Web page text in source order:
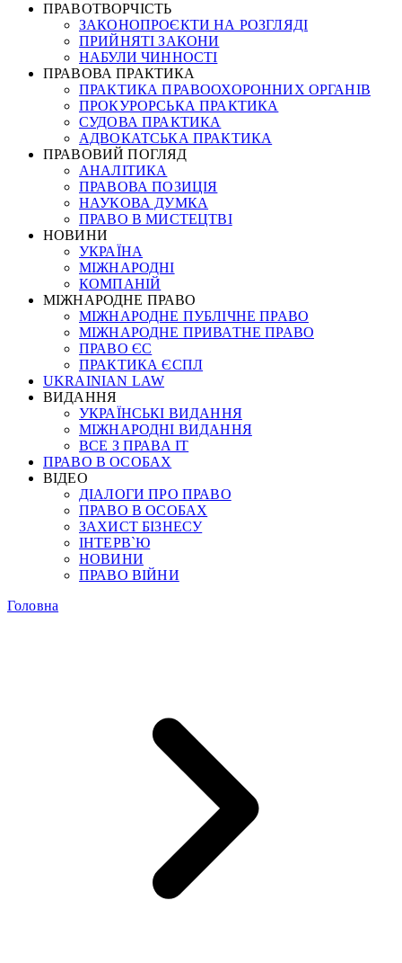
ПРАВОТВОРЧІСТЬ
ЗАКОНОПРОЄКТИ НА РОЗГЛЯДІ
ПРИЙНЯТІ ЗАКОНИ
НАБУЛИ ЧИННОСТІ
ПРАВОВА ПРАКТИКА
ПРАКТИКА ПРАВООХОРОННИХ ОРГАНІВ
ПРОКУРОРСЬКА ПРАКТИКА
СУДОВА ПРАКТИКА
АДВОКАТСЬКА ПРАКТИКА
ПРАВОВИЙ ПОГЛЯД
АНАЛІТИКА
ПРАВОВА ПОЗИЦІЯ
НАУКОВА ДУМКА
ПРАВО В МИСТЕЦТВІ
НОВИНИ
УКРАЇНА
МІЖНАРОДНІ
КОМПАНІЙ
МІЖНАРОДНЕ ПРАВО
МІЖНАРОДНЕ ПУБЛІЧНЕ ПРАВО
МІЖНАРОДНЕ ПРИВАТНЕ ПРАВО
ПРАВО ЄС
ПРАКТИКА ЄСПЛ
UKRAINIAN LAW
ВИДАННЯ
УКРАЇНСЬКІ ВИДАННЯ
МІЖНАРОДНІ ВИДАННЯ
ВСЕ З ПРАВА ІТ
ПРАВО В ОСОБАХ
ВІДЕО
ДІАЛОГИ ПРО ПРАВО
ПРАВО В ОСОБАХ
ЗАХИСТ БІЗНЕСУ
ІНТЕРВ`Ю
НОВИНИ
ПРАВО ВІЙНИ
Головна